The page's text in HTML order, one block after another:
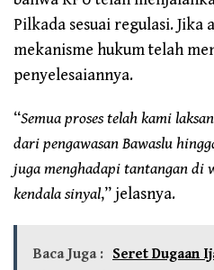
Pilkada sesuai regulasi. Jika
mekanisme hukum telah
penyelesaiannya.
“Semua proses telah kami
dari pengawasan Bawaslu
juga menghadapi tantangan di
kendala sinyal,” jelasnya.
Baca Juga : Seret Dugaan